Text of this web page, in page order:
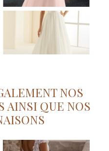
NOS
AINSI QUE NOS